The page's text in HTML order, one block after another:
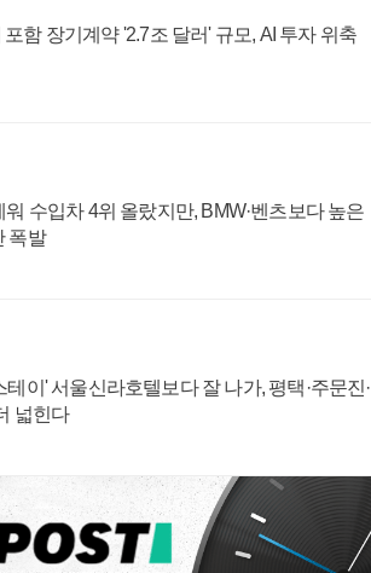
함 장기계약 '2.7조 달러' 규모, AI 투자 위축
수입차 4위 올랐지만, BMW·벤츠보다 높은
폭발
이' 서울신라호텔보다 잘 나가, 평택·주문진·
넓힌다